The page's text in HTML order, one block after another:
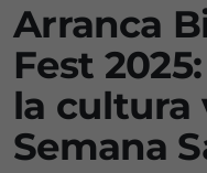
Arranca
Fest
la cultura
Semana